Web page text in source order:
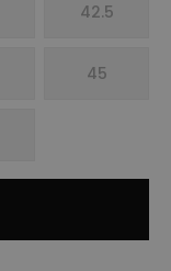
42.5
45